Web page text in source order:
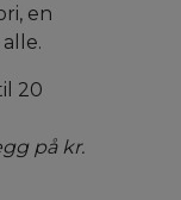
en
20
på kr.